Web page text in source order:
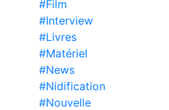
#Film
#Interview
#Livres
#Matériel
#News
#Nidification
#Nouvelle